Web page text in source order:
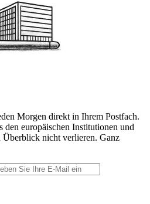
Morgen direkt in Ihrem Postfach.
europäischen Institutionen und
Überblick nicht verlieren. Ganz